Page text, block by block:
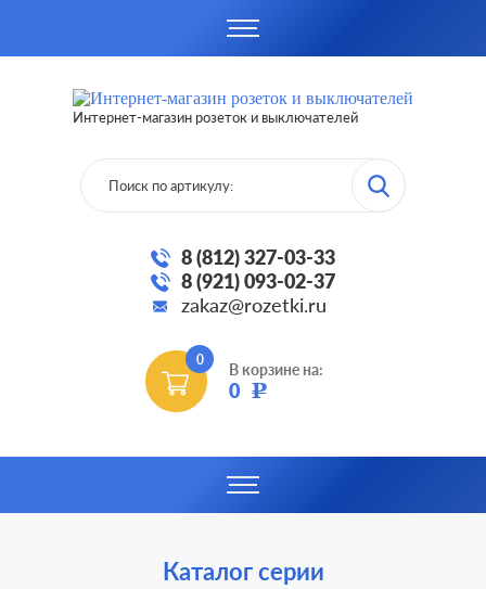
Интернет-магазин розеток и выключателей
8 (812) 327-03-33
8 (921) 093-02-37
zakaz@rozetki.ru
0
В корзине на:
0 Р
Каталог серии